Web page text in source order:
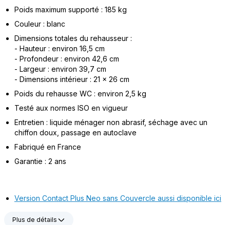
Poids maximum supporté : 185 kg
Couleur : blanc
Dimensions totales du rehausseur :
- Hauteur : environ 16,5 cm
- Profondeur : environ 42,6 cm
- Largeur : environ 39,7 cm
- Dimensions intérieur : 21 x 26 cm
Poids du rehausse WC : environ 2,5 kg
Testé aux normes ISO en vigueur
Entretien : liquide ménager non abrasif, séchage avec un
chiffon doux, passage en autoclave
Fabriqué en France
Garantie : 2 ans
Version Contact Plus Neo sans Couvercle aussi disponible ici
Plus de détails